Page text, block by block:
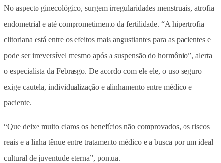
No aspecto ginecológico, surgem irregularidades menstruais, atrofia
endometrial e até comprometimento da fertilidade. “A hipertrofia
clitoriana está entre os efeitos mais angustiantes para as pacientes e
pode ser irreversível mesmo após a suspensão do hormônio”, alerta
o especialista da Febrasgo. De acordo com ele ele, o uso seguro
exige cautela, individualização e alinhamento entre médico e
paciente.
“Que deixe muito claros os benefícios não comprovados, os riscos
reais e a linha tênue entre tratamento médico e a busca por um ideal
cultural de juventude eterna”, pontua.